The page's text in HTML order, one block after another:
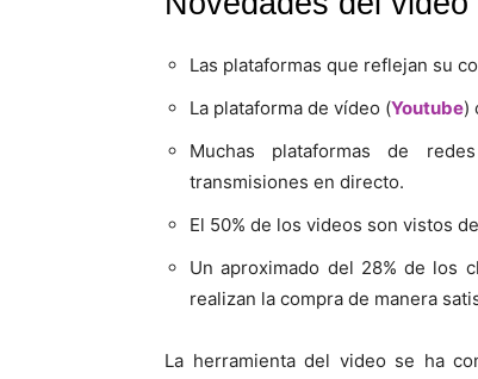
Las plataformas que reflejan su
La plataforma de vídeo (Youtube)
Muchas plataformas de
transmisiones en directo.
El 50% de los videos son vistos
Un aproximado del 28% de los
realizan la compra de manera
La herramienta del video se ha